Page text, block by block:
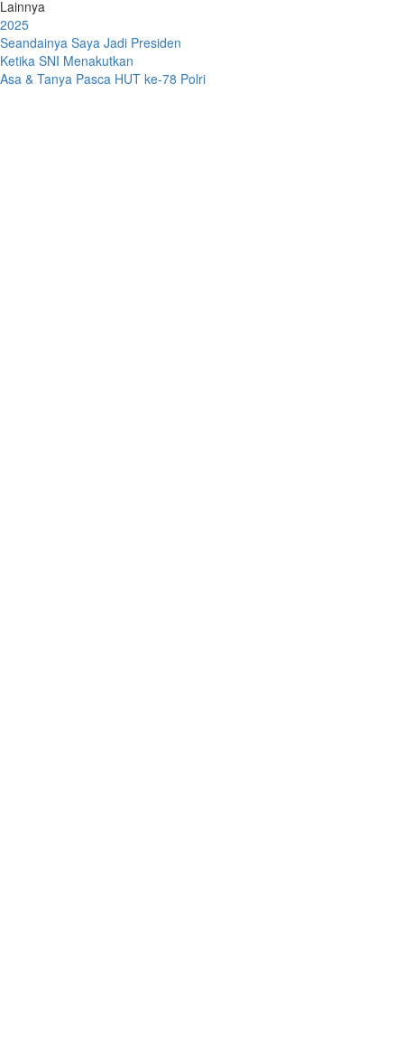
Lainnya
2025
Seandainya Saya Jadi Presiden
Ketika SNI Menakutkan
Asa & Tanya Pasca HUT ke-78 Polri